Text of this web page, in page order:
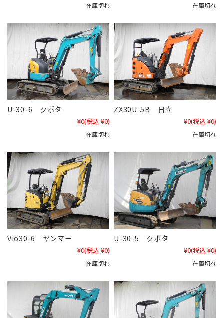
在庫切れ 在庫切れ
U-30-6 クボタ
¥0(税込 ¥0)
在庫切れ
ZX30U-5B 日立
¥0(税込 ¥0)
在庫切れ
Vio30-6 ヤンマー
¥0(税込 ¥0)
在庫切れ
U-30-5 クボタ
¥0(税込 ¥0)
在庫切れ